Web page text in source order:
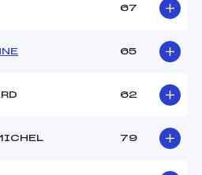
67
65
62
79